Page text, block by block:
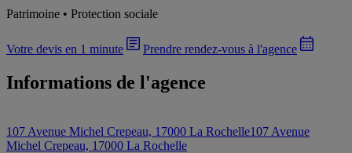
Patrimoine • Protection sociale
Votre devis en 1 minute Prendre rendez-vous à l'agence
Informations de l'agence
107 Avenue Michel Crepeau, 17000 La Rochelle107 Avenue
Michel Crepeau, 17000 La Rochelle